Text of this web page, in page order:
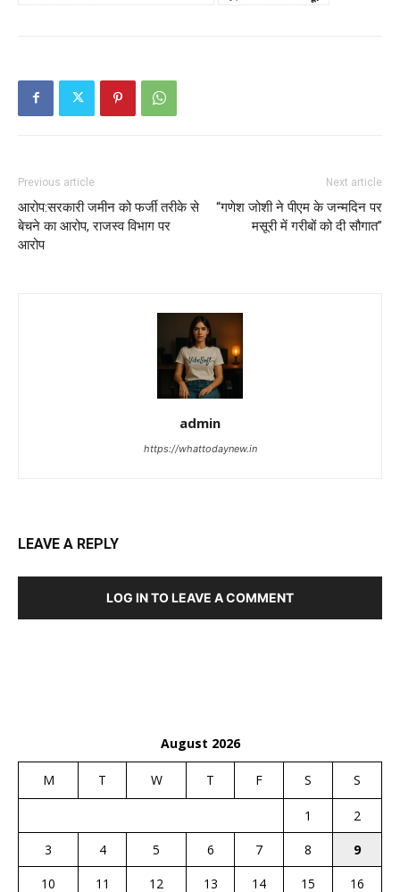
Previous article
आरोप:सरकारी जमीन को फर्जी तरीके से
बेचने का आरोप, राजस्व विभाग पर
आरोप
Next article
“गणेश जोशी ने पीएम के जन्मदिन पर
मसूरी में गरीबों को दी सौगात”
admin
https://whattodaynew.in
LEAVE A REPLY
LOG IN TO LEAVE A COMMENT
August 2026
M T W T F S S
1
2
3
4 5 6 7 8
9
10
11 12 13 14 15 16